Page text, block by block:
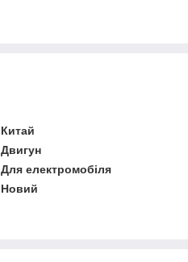
Китай
Двигун
Для електромобіля
Новий